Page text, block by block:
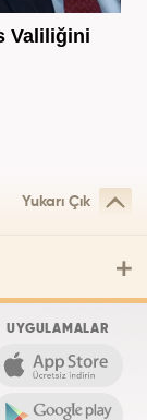
Valiliğini
Yukarı Çık
UYGULAMALAR